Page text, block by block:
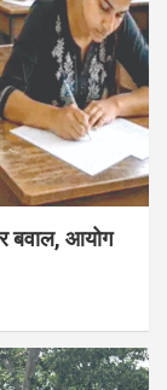
बवाल, आयोग